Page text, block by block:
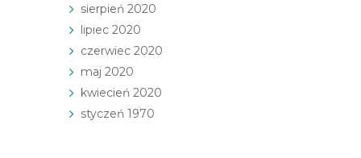
sierpień 2020
lipiec 2020
czerwiec 2020
maj 2020
kwiecień 2020
styczeń 1970